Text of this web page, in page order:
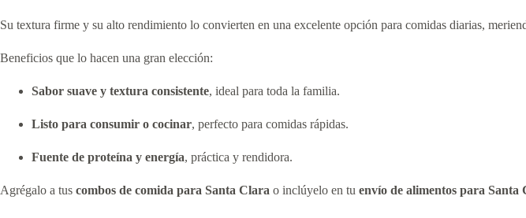
Su textura firme y su alto rendimiento lo convierten en una excelente opción para comidas diarias,
Beneficios que lo hacen una gran elección:
Sabor suave y textura consistente, ideal para toda la familia.
Listo para consumir o cocinar, perfecto para comidas rápidas.
Fuente de proteína y energía, práctica y rendidora.
Agrégalo a tus combos de comida para Santa Clara o inclúyelo en tu envío de alimentos para Santa